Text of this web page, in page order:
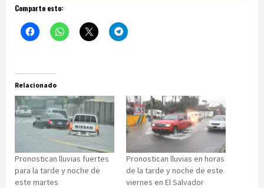
Comparte esto:
Relacionado
Pronostican lluvias fuertes
para la tarde y noche de
este martes
Pronostican lluvias en horas
de la tarde y noche de este
viernes en El Salvador